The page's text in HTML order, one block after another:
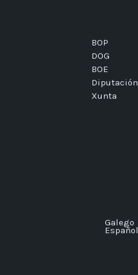
BOP
DOG
BOE
Diputación
Xunta
Galego
Español